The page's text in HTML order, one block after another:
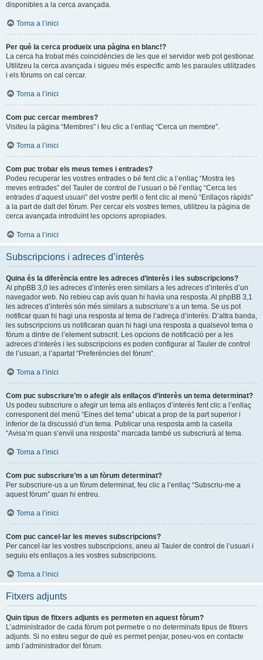
disponibles a la cerca avançada.
Torna a l’inici
Per què la cerca produeix una pàgina en blanc!?
La cerca ha trobat més coincidències de les que el servidor web pot gestionar.
Utilitzeu la cerca avançada i sigueu més especific amb les paraules utilitzades
i els fòrums on cal cercar.
Torna a l’inici
Com puc cercar membres?
Visiteu la pàgina “Membres” i feu clic a l’enllaç “Cerca un membre”.
Torna a l’inici
Com puc trobar els meus temes i entrades?
Podeu recuperar les vostres entrades o bé fent clic a l’enllaç “Mostra les
meves entrades” del Tauler de control de l’usuari o bé l’enllaç “Cerca les
entrades d’aquest usuari” del vostre perfil o fent clic al menú “Enllaços ràpids”
a la part de dalt del fòrum. Per cercar els vostres temes, utilitzeu la pàgina de
cerca avançada introduïnt les opcions apropiades.
Torna a l’inici
Subscripcions i adreces d’interès
Quina és la diferència entre les adreces d’interès i les subscripcions?
Al phpBB 3,0 les adreces d’interès eren similars a les adreces d’interès d’un
navegador web. No rebieu cap avís quan hi havia una resposta. Al phpBB 3,1
les adreces d’interès són més similars a subscriure’s a un tema. Se us pot
notificar quan hi hagi una resposta al tema de l’adreça d’interès. D’altra banda,
les subscripcions us notificaran quan hi hagi una resposta a qualsevol tema o
fòrum a dintre de l’element subscrit. Les opcions de notificació per a les
adreces d’interès i les subscripcions es poden configurar al Tauler de control
de l’usuari, a l’apartat “Preferències del fòrum”.
Torna a l’inici
Com puc subscriure’m o afegir als enllaços d’interès un tema determinat?
Us podeu subscriure o afegir un tema als enllaços d’interès fent clic a l’enllaç
corresponent del menú “Eines del tema” ubicat a prop de la part superior i
inferior de la discussió d’un tema. Publicar una resposta amb la casella
“Avisa’m quan s’envïi una resposta” marcada també us subscriurà al tema.
Torna a l’inici
Com puc subscriure’m a un fòrum determinat?
Per subscriure-us a un fòrum determinat, feu clic a l’enllaç “Subscriu-me a
aquest fòrum” quan hi entreu.
Torna a l’inici
Com puc cancel·lar les meves subscripcions?
Per cancel·lar les vostres subscripcions, aneu al Tauler de control de l’usuari i
seguiu els enllaços a les vostres subscripcions.
Torna a l’inici
Fitxers adjunts
Quin tipus de fitxers adjunts es permeten en aquest fòrum?
L’administrador de cada fòrum pot permetre o no determinats tipus de fitxers
adjunts. Si no esteu segur de què es permet penjar, poseu-vos en contacte
amb l’administrador del fòrum.